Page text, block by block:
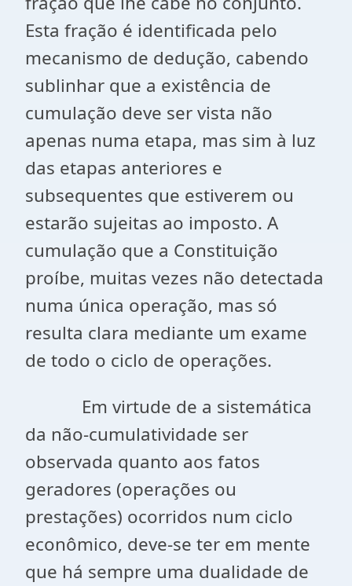
Esta fração é identificada pelo
mecanismo de dedução, cabendo
sublinhar que a existência de
cumulação deve ser vista não
apenas numa etapa, mas sim à luz
das etapas anteriores e
subsequentes que estiverem ou
estarão sujeitas ao imposto. A
cumulação que a Constituição
proíbe, muitas vezes não detectada
numa única operação, mas só
resulta clara mediante um exame
de todo o ciclo de operações.
Em virtude de a sistemática
da não-cumulatividade ser
observada quanto aos fatos
geradores (operações ou
prestações) ocorridos num ciclo
econômico, deve-se ter em mente
que há sempre uma dualidade de